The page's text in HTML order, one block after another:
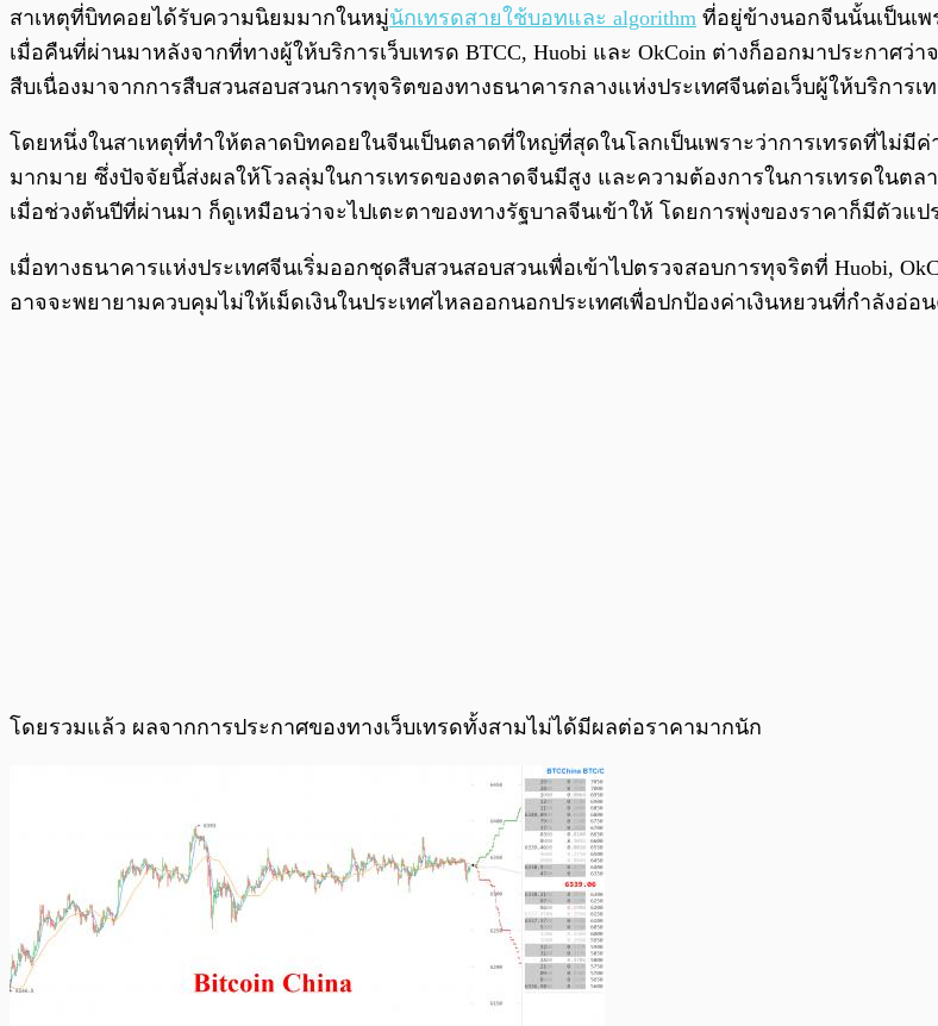
พร้อมเล่น
สาเหตุที่บิทคอยได้รับความนิยมมากในหมู่นักเทรดสายใช้บอทและ algorithm ที่อยู่ข้างนอกจีนนั้นเป็นเ
เมื่อคืนที่ผ่านมาหลังจากที่ทางผู้ให้บริการเว็บเทรด BTCC, Huobi และ OkCoin ต่างก็ออกมาประกาศว่
สืบเนื่องมาจากการสืบสวนสอบสวนการทุจริตของทางธนาคารกลางแห่งประเทศจีนต่อเว็บผู้ให้บริการเ
โดยหนึ่งในสาเหตุที่ทำให้ตลาดบิทคอยในจีนเป็นตลาดที่ใหญ่ที่สุดในโลกเป็นเพราะว่าการเทรดที่ไม่มี
มากมาย ซึ่งปัจจัยนี้ส่งผลให้โวลลุ่มในการเทรดของตลาดจีนมีสูง และความต้องการในการเทรดในต
เมื่อช่วงต้นปีที่ผ่านมา ก็ดูเหมือนว่าจะไปเตะตาของทางรัฐบาลจีนเข้าให้ โดยการพุ่งของราคาก็มีตัวแ
เมื่อทางธนาคารแห่งประเทศจีนเริ่มออกชุดสืบสวนสอบสวนเพื่อเข้าไปตรวจสอบการทุจริตที่ Huobi,
อาจจะพยายามควบคุมไม่ให้เม็ดเงินในประเทศไหลออกนอกประเทศเพื่อปกป้องค่าเงินหยวนที่กำลังอ่อ
โดยรวมแล้ว ผลจากการประกาศของทางเว็บเทรดทั้งสามไม่ได้มีผลต่อราคามากนัก